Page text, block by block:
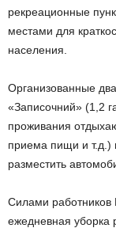
рекреационные
местами для
населения.
Организованные
«Записочний» (1,2
проживания
приема пищи и т.д.)
разместить
Силами
ежедневная уборка